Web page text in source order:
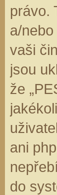
právo.
a/
vaši
jsou
že
ani
do